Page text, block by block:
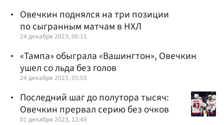
Овечкин поднялся на три позиции
по сыгранным матчам в НХЛ
24 декабря 2023, 06:11
«Тампа» обыграла «Вашингтон», Овечкин
ушел со льда без голов
24 декабря 2023, 05:55
Последний шаг до полутора тысяч:
Овечкин прервал серию без очков
01 декабря 2023, 12:48